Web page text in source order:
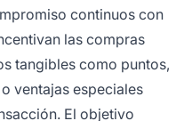
continuos con
las compras
tangibles como puntos,
ventajas especiales
El objetivo